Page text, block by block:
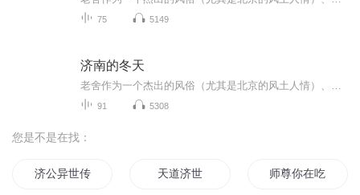
75 5149
济南的冬天
91 5308
您是不是在找：
济公异世传 天道济世 师尊你在吃软饭